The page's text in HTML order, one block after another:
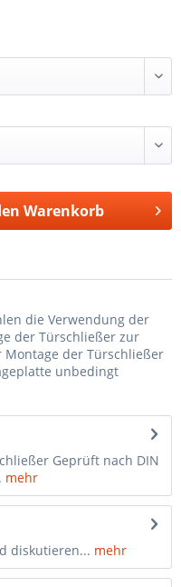
Warenkorb
die Verwendung der
der Türschließer zur
der Türschließer
unbedingt
Geprüft nach DIN
mehr
diskutieren... mehr